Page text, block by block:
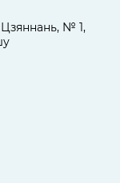
Цзяннань, № 1,